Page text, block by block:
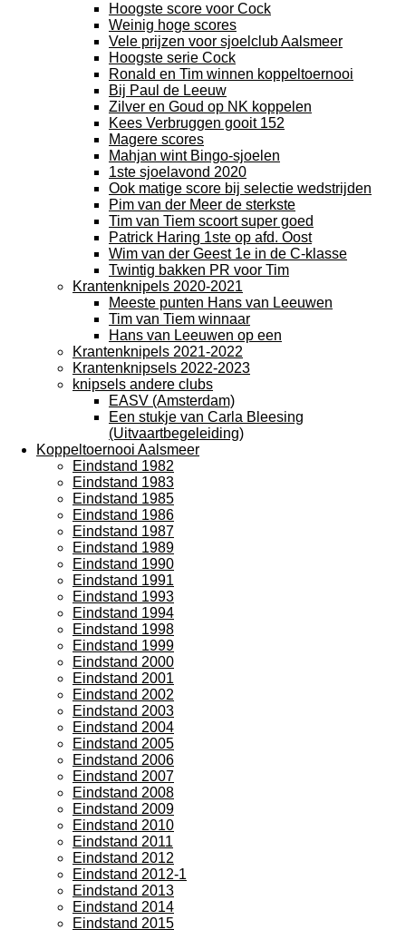
Hoogste score voor Cock
Weinig hoge scores
Vele prijzen voor sjoelclub Aalsmeer
Hoogste serie Cock
Ronald en Tim winnen koppeltoernooi
Bij Paul de Leeuw
Zilver en Goud op NK koppelen
Kees Verbruggen gooit 152
Magere scores
Mahjan wint Bingo-sjoelen
1ste sjoelavond 2020
Ook matige score bij selectie wedstrijden
Pim van der Meer de sterkste
Tim van Tiem scoort super goed
Patrick Haring 1ste op afd. Oost
Wim van der Geest 1e in de C-klasse
Twintig bakken PR voor Tim
Krantenknipels 2020-2021
Meeste punten Hans van Leeuwen
Tim van Tiem winnaar
Hans van Leeuwen op een
Krantenknipels 2021-2022
Krantenknipsels 2022-2023
knipsels andere clubs
EASV (Amsterdam)
Een stukje van Carla Bleesing
(Uitvaartbegeleiding)
Koppeltoernooi Aalsmeer
Eindstand 1982
Eindstand 1983
Eindstand 1985
Eindstand 1986
Eindstand 1987
Eindstand 1989
Eindstand 1990
Eindstand 1991
Eindstand 1993
Eindstand 1994
Eindstand 1998
Eindstand 1999
Eindstand 2000
Eindstand 2001
Eindstand 2002
Eindstand 2003
Eindstand 2004
Eindstand 2005
Eindstand 2006
Eindstand 2007
Eindstand 2008
Eindstand 2009
Eindstand 2010
Eindstand 2011
Eindstand 2012
Eindstand 2012-1
Eindstand 2013
Eindstand 2014
Eindstand 2015